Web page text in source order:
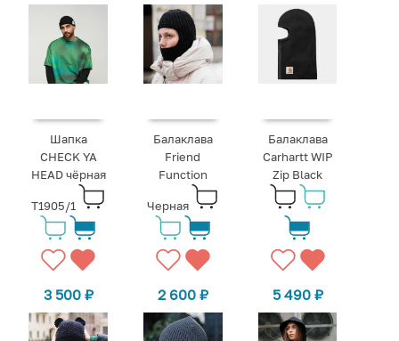
Шапка
CHECK YA
HEAD чёрная
T1905/1
3 500 ₽
Балаклава
Friend
Function
Черная
2 600 ₽
Балаклава
Carhartt WIP
Zip Black
5 490 ₽